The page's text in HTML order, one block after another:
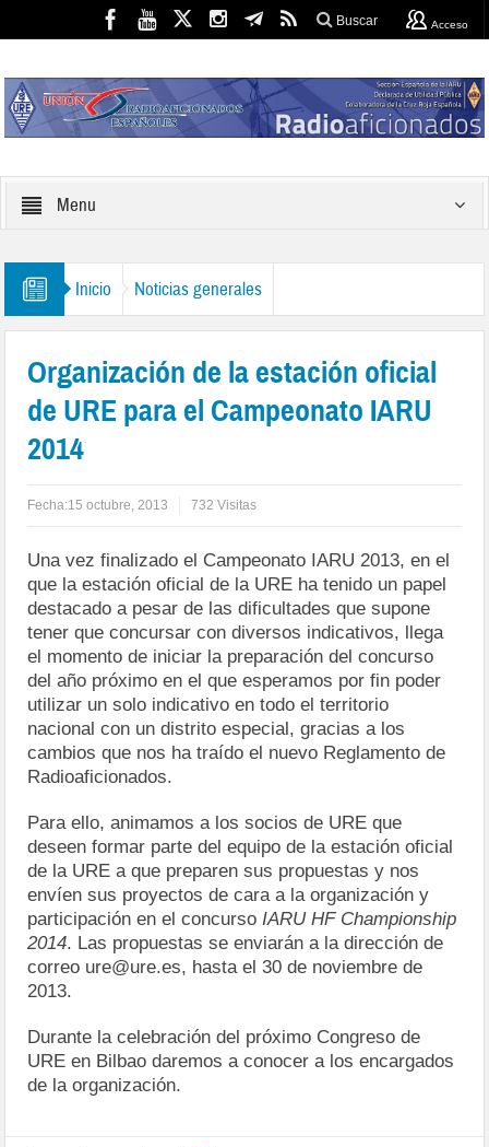
Buscar Acceso
Menu
Inicio Noticias generales
Organización de la estación oficial
de URE para el Campeonato IARU
2014
Fecha:15 octubre, 2013 732 Visitas
Una vez finalizado el Campeonato IARU 2013, en el
que la estación oficial de la URE ha tenido un papel
destacado a pesar de las dificultades que supone
tener que concursar con diversos indicativos, llega
el momento de iniciar la preparación del concurso
del año próximo en el que esperamos por fin poder
utilizar un solo indicativo en todo el territorio
nacional con un distrito especial, gracias a los
cambios que nos ha traído el nuevo Reglamento de
Radioaficionados.
Para ello, animamos a los socios de URE que
deseen formar parte del equipo de la estación oficial
de la URE a que preparen sus propuestas y nos
envíen sus proyectos de cara a la organización y
participación en el concursoIARU HF Championship
2014. Las propuestas se enviarán a la dirección de
correo ure@ure.es, hasta el 30 de noviembre de
2013.
Durante la celebración del próximo Congreso de
URE en Bilbao daremos a conocer a los encargados
de la organización.